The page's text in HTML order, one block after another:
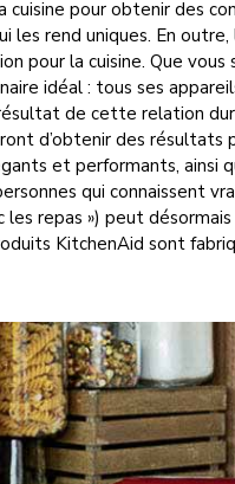
pour obtenir des
rend uniques. En
pour la cuisine. Que
idéal : tous ses
de cette relation
d’obtenir des résultats
et performants, ainsi
qui connaissent
les repas ») peut
KitchenAid sont